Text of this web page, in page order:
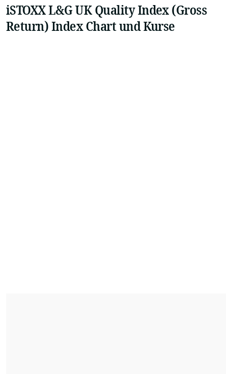
iSTOXX L&G UK Quality Index (Gross
Return) Index Chart und Kurse